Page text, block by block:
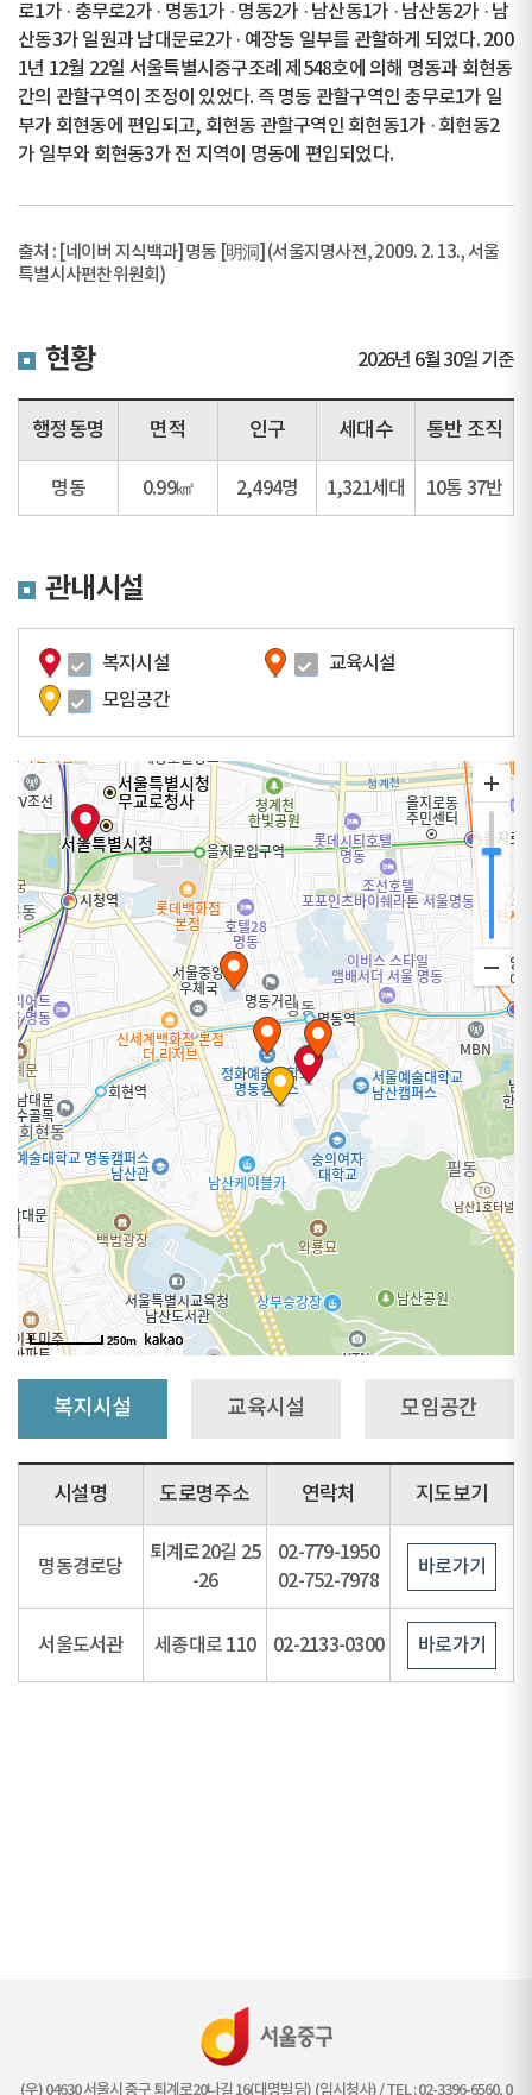
로1가 · 충무로2가 · 명동1가 · 명동2가 · 남산동1가 · 남산동2가 · 남
산동3가 일원과 남대문로2가 · 예장동 일부를 관할하게 되었다. 200
1년 12월 22일 서울특별시중구조례 제548호에 의해 명동과 회현동
간의 관할구역이 조정이 있었다. 즉 명동 관할구역인 충무로1가 일
부가 회현동에 편입되고, 회현동 관할구역인 회현동1가 · 회현동2
가 일부와 회현동3가 전 지역이 명동에 편입되었다.
출처 : [네이버 지식백과] 명동 [明洞] (서울지명사전, 2009. 2. 13., 서울
특별시사편찬위원회)
현황 2026년 6월 30일 기준
행정동명 면적 인구 세대수 통반 조직
명동 0.99㎢ 2,494명 1,321세대 10통 37반
관내시설
복지시설
교육시설
모임공간
250m
250m
복지시설 교육시설 모임공간
시설명 도로명주소 연락처 지도보기
명동경로당
퇴계로20길 25
-26
02-779-1950
02-752-7978
바로가기
서울도서관 세종대로 110 02-2133-0300 바로가기
(우) 04630 서울시 중구 퇴계로20나길 16(대명빌딩) (임시청사) / TEL : 02-3396-6560, 0